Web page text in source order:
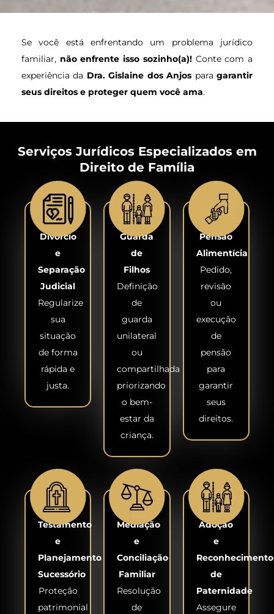
Se você está enfrentando um problema jurídico
familiar, não enfrente isso sozinho(a)!Conte com a
experiência da Dra. Gislaine dos Anjos paragarantir
seus direitos e proteger quem você ama.
Serviços Jurídicos Especializados em
Direito de Família
Divórcio
e
Separação
Judicial
Regularize
sua
situação
de forma
rápida e
justa.
Guarda
de
Filhos
Definição
de
guarda
unilateral
ou
compartilhada
priorizando
o bem-
estar da
criança.
Pensão
Alimentícia
Pedido,
revisão
ou
execução
de
pensão
para
garantir
seus
direitos.
Testamento
e
Planejamento
Sucessório
Proteção
patrimonial
Mediação
e
Conciliação
Familiar
Resolução
de
Adoção
e
Reconhecimento
de
Paternidade
Assegure